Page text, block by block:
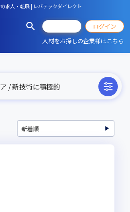
求人・転職 | レバテックダイレクト
ログイン
人材をお探しの企業様はこちら
/ 新技術に積極的